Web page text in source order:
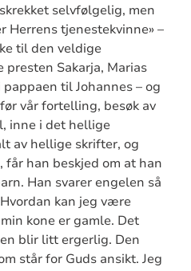
selvfølgelig, men
Herrens tjenestekvinne» –
til den veldige
Sakarja, Marias
til Johannes – og
vår fortelling, besøk av
inne i det hellige
av hellige skrifter, og
han beskjed om at han
Han svarer engelen så
kan jeg være
kone er gamle. Det
blir litt ergerlig. Den
står for Guds ansikt. Jeg